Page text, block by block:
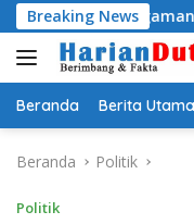
Langsung
ke
konten
Breaking News
Pantai Mandiri
Beranda Berita Utama
Beranda Politik
Politik